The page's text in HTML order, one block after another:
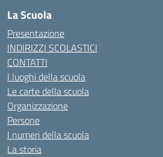
La Scuola
Presentazione
INDIRIZZI SCOLASTICI
CONTATTI
I luoghi della scuola
Le carte della scuola
Organizzazione
Persone
I numeri della scuola
La storia